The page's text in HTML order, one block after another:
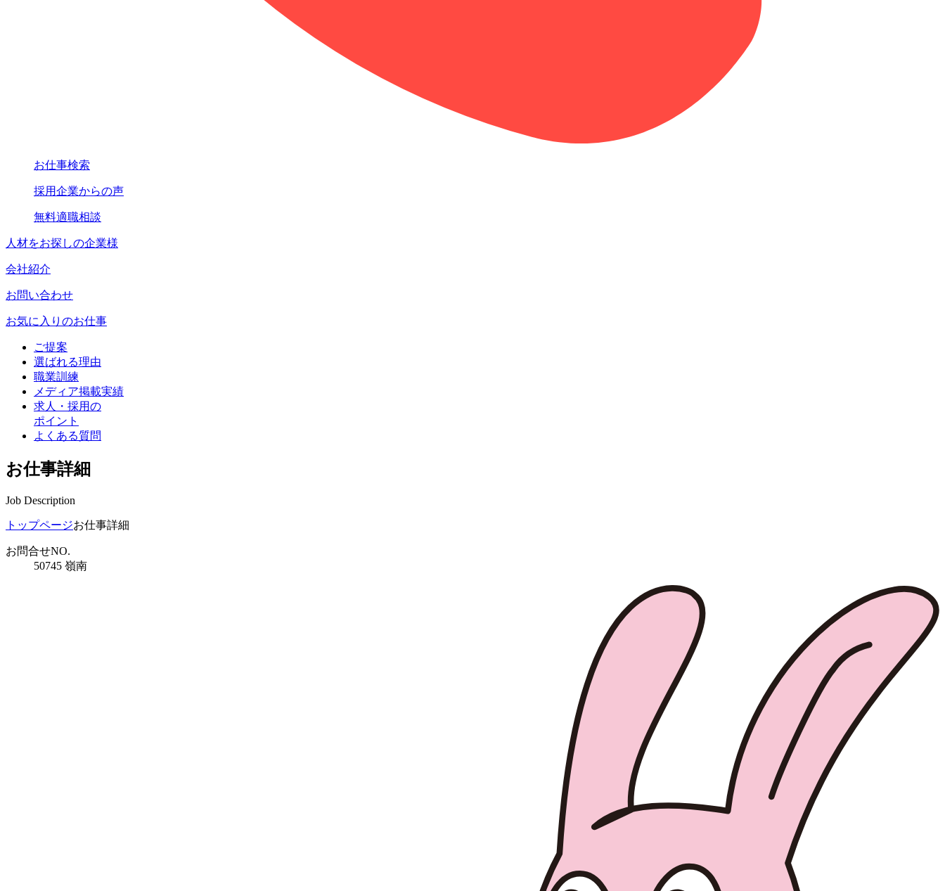
お仕事検索
採用企業からの声
無料適職相談
人材をお探しの企業様
会社紹介
お問い合わせ
お気に入りのお仕事
ご提案
選ばれる理由
職業訓練
メディア掲載実績
求人・採用の
ポイント
よくある質問
お仕事詳細
Job Description
トップページお仕事詳細
お問合せNO.
50745 嶺南